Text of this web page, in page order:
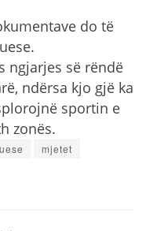
do të
ngjarjes së rëndë
ndërsa kjo gjë ka
sportin e
zonës.
mjetet